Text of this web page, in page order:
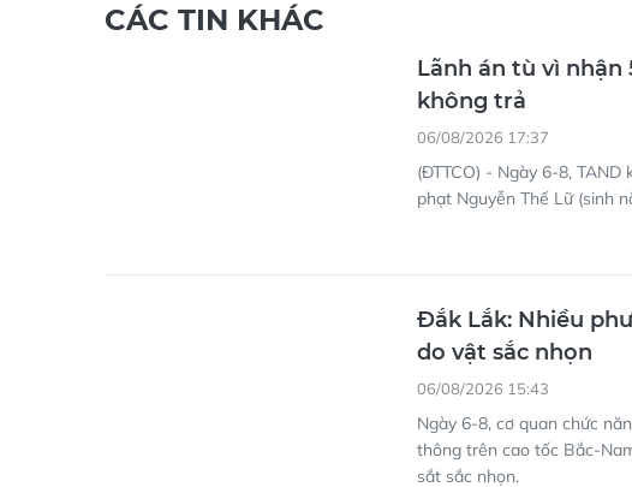
CÁC TIN KHÁC
Lãnh án tù vì
không trả
06/08/2026 17:37
(ĐTTCO) - Ngày 6-8,
phạt Nguyễn Thế Lữ (sinh
Đắk Lắk: Nhiều
do vật sắc nhọn
06/08/2026 15:43
Ngày 6-8, cơ quan chức
thông trên cao tốc Bắc-
sắt sắc nhọn.